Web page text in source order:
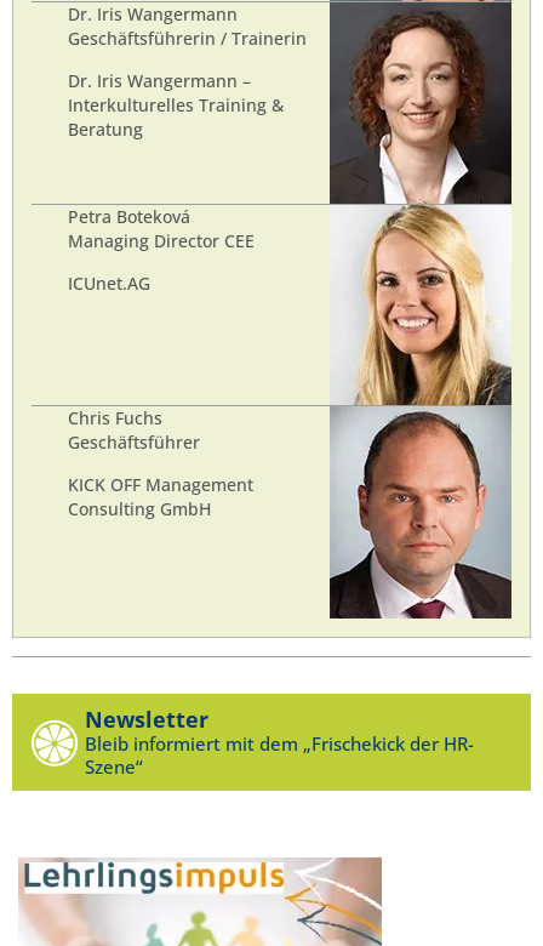
Dr. Iris Wangermann
Geschäftsführerin / Trainerin
Dr. Iris Wangermann –
Interkulturelles Training &
Beratung
Petra Boteková
Managing Director CEE
ICUnet.AG
Chris Fuchs
Geschäftsführer
KICK OFF Management
Consulting GmbH
Newsletter
Bleib informiert mit dem „Frischekick der HR-
Szene“